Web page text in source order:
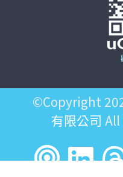
©Copyright
有限公司 All